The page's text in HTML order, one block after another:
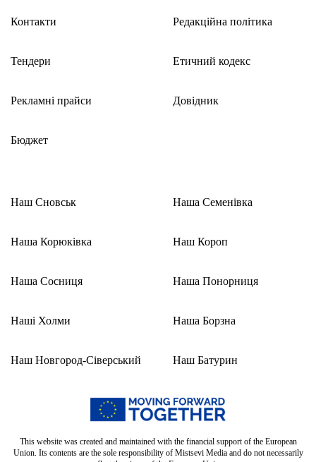
Контакти
Тендери
Рекламні прайси
Бюджет
Редакційна політика
Етичний кодекс
Довідник
Наш Сновськ
Наша Корюківка
Наша Сосниця
Наші Холми
Наш Новгород-Сіверський
Наша Семенівка
Наш Короп
Наша Понорниця
Наша Борзна
Наш Батурин
This website was created and maintained with the financial support of the European
Union. Its contents are the sole responsibility of Mistsevi Media and do not necessarily